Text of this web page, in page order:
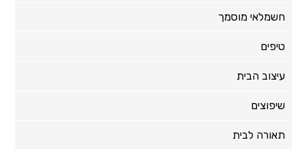
חשמלאי מוסמך
טיפים
עיצוב הבית
שיפוצים
תאורה לבית